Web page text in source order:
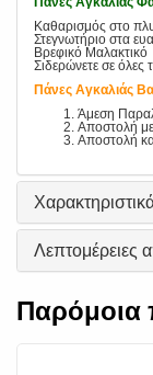
Καθαρισμός στο
Στεγνωτήριο στα
Βρεφικό Μαλακτικό
Σιδερώνετε σε όλες
Πάνες Αγκαλιάς
Άμεση
Αποστολή
Αποστολή
Λεπτομέρειες
Παρόμοια